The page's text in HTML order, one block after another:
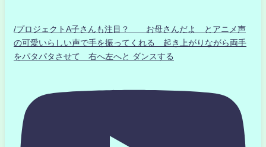
/プロジェクトA子さんも注目？ お母さんだよ とアニメ声
の可愛いらしい声で手を振ってくれる 起き上がりながら両手
をパタパタさせて 右へ左へと ダンスする